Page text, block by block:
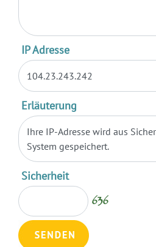
IP Adresse
104.23.243.242
Erläuterung
Ihre IP-Adresse wird aus
System gespeichert.
Sicherheit